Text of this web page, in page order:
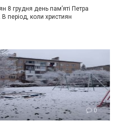
8 грудня день пам’яті Петра
період, коли християн
0